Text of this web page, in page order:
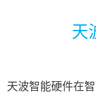
天
天波智能硬件在